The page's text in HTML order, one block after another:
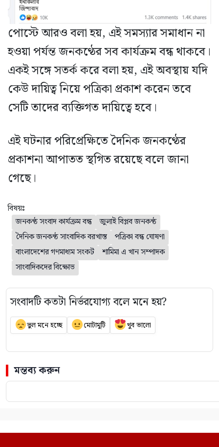
পোস্টে আরও বলা হয়, এই সমস্যার সমাধান না
হওয়া পর্যন্ত জনকণ্ঠের সব কার্যক্রম বন্ধ থাকবে।
একই সঙ্গে সতর্ক করে বলা হয়, এই অবস্থায় যদি
কেউ দায়িত্ব নিয়ে পত্রিকা প্রকাশ করেন তবে
সেটি তাদের ব্যক্তিগত দায়িত্বে হবে।
এই ঘটনার পরিপ্রেক্ষিতে দৈনিক জনকণ্ঠের
প্রকাশনা আপাতত স্থগিত রয়েছে বলে জানা
গেছে।
বিষয়ঃ
জনকণ্ঠ সংবাদ কার্যক্রম বন্ধ
জুলাই বিপ্লব জনকণ্ঠ
দৈনিক জনকণ্ঠ সাংবাদিক বরখাস্ত
পত্রিকা বন্ধ ঘোষণা
বাংলাদেশের গণমাধ্যম সংকট
শামিমা এ খান সম্পাদক
সাংবাদিকদের বিক্ষোভ
সংবাদটি কতটা নির্ভরযোগ্য বলে মনে হয়?
ভুল মনে হচ্ছে মোটামুটি খুব ভালো
মন্তব্য করুন